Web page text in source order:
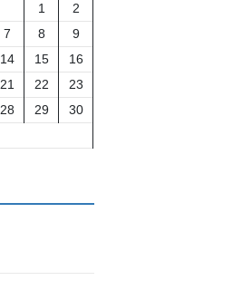
1
2
7 8
9
14 15
16
21 22
23
28 29
30